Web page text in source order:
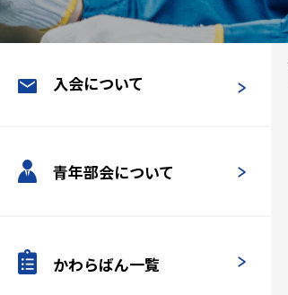
入会について
青年部会について
かわらばん一覧